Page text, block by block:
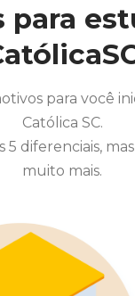
para
para você
Católica SC.
5 diferenciais,
muito mais.